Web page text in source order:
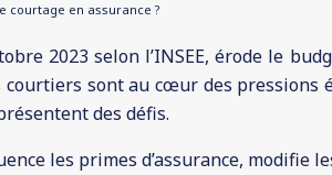
courtage en assurance ?
2023 selon l’INSEE, érode le
sont au cœur des pressions
des défis.
les primes d’assurance,